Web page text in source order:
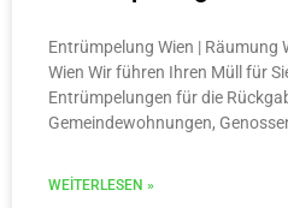
Entrümpelung Wien | Räumung
Wien Wir führen Ihren Müll für
Entrümpelungen für die
Gemeindewohnungen,
WEITERLESEN »